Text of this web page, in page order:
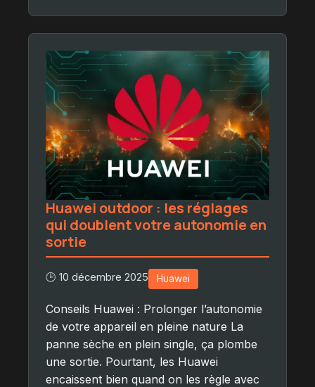
Huawei outdoor : les réglages
qui doublent votre autonomie en
sortie
🕒 10 décembre 2025 Huawei
Conseils Huawei : Prolonger l’autonomie
de votre appareil en pleine nature La
panne sèche en plein single, ça plombe
une sortie. Pourtant, les Huawei
encaissent bien quand on les règle avec